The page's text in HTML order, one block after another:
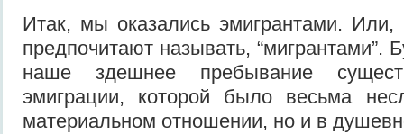
Итак, мы оказались эмигрантами.
предпочитают называть, “мигрантами”.
наше здешнее пребывание
эмиграции, которой было весьма
материальном отношении, но и в